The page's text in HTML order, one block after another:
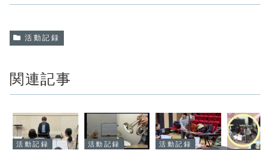
活動記録
関連記事
活動記録 活動記録 活動記録